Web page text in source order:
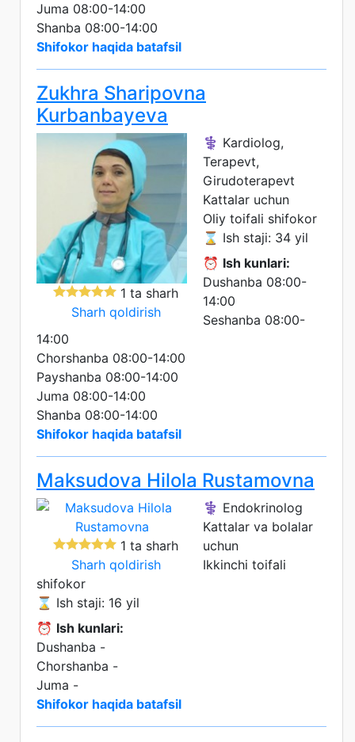
Juma 08:00-14:00
Shanba 08:00-14:00
Shifokor haqida batafsil
Zukhra Sharipovna
Kurbanbayeva
1 ta sharh
Sharh qoldirish
⚕️ Kardiolog,
Terapevt,
Girudoterapevt
Kattalar uchun
Oliy toifali shifokor
⌛ Ish staji: 34 yil
⏰ Ish kunlari:
Dushanba 08:00-
14:00
Seshanba 08:00-
14:00
Chorshanba 08:00-14:00
Payshanba 08:00-14:00
Juma 08:00-14:00
Shanba 08:00-14:00
Shifokor haqida batafsil
Maksudova Hilola Rustamovna
1 ta sharh
Sharh qoldirish
⚕️ Endokrinolog
Kattalar va bolalar
uchun
Ikkinchi toifali
shifokor
⌛ Ish staji: 16 yil
⏰ Ish kunlari:
Dushanba -
Chorshanba -
Juma -
Shifokor haqida batafsil